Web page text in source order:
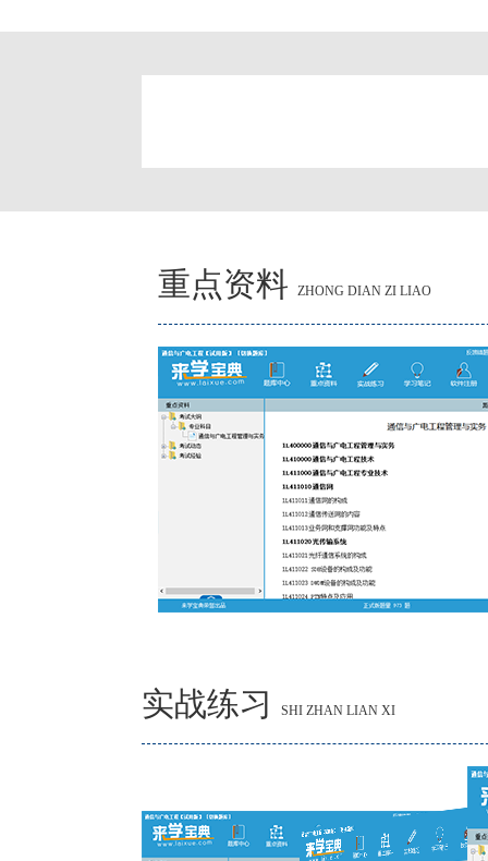
重点资料 ZHONG DIAN ZI LIAO
实战练习 SHI ZHAN LIAN XI